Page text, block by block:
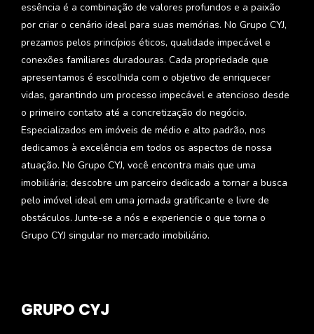
essência é a combinação de valores profundos e a paixão
por criar o cenário ideal para suas memórias. No Grupo CYJ,
prezamos pelos princípios éticos, qualidade impecável e
conexões familiares duradouras. Cada propriedade que
apresentamos é escolhida com o objetivo de enriquecer
vidas, garantindo um processo impecável e atencioso desde
o primeiro contato até a concretização do negócio.
Especializados em imóveis de médio e alto padrão, nos
dedicamos à excelência em todos os aspectos de nossa
atuação. No Grupo CYJ, você encontra mais que uma
imobiliária; descobre um parceiro dedicado a tornar a busca
pelo imóvel ideal em uma jornada gratificante e livre de
obstáculos. Junte-se a nós e experiencie o que torna o
Grupo CYJ singular no mercado imobiliário.
GRUPO CYJ